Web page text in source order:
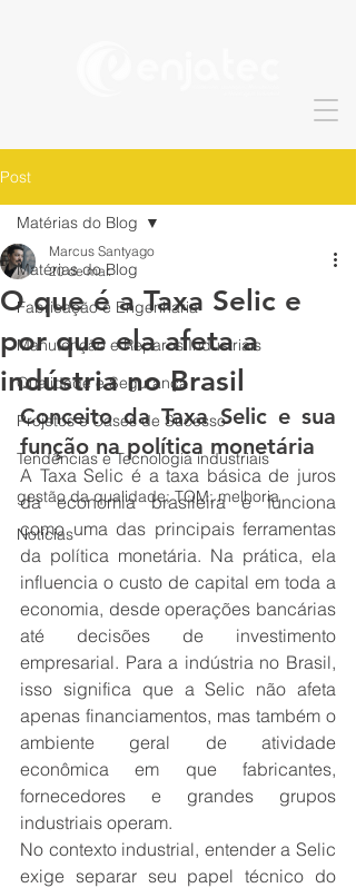
Post
Matérias do Blog
Fabricação e Engenharia
Manutenção e Reparos Industriais
Qualidade e Segurança
Projetos e Cases de Sucesso
Tendências e Tecnologia industriais
gestão da qualidade; TQM; melhoria
Notícias
Matérias do Blog
O que é a Taxa Selic e
por que ela afeta a
indústria no Brasil
Marcus Santyago
20 de mar.
Conceito da Taxa Selic e sua
função na política monetária
A Taxa Selic é a taxa básica de juros
da economia brasileira e funciona
como uma das principais ferramentas
da política monetária. Na prática, ela
influencia o custo de capital em toda a
economia, desde operações bancárias
até decisões de investimento
empresarial. Para a indústria no Brasil,
isso significa que a Selic não afeta
apenas financiamentos, mas também o
ambiente geral de atividade
econômica em que fabricantes,
fornecedores e grandes grupos
industriais operam.
No contexto industrial, entender a Selic
exige separar seu papel técnico do